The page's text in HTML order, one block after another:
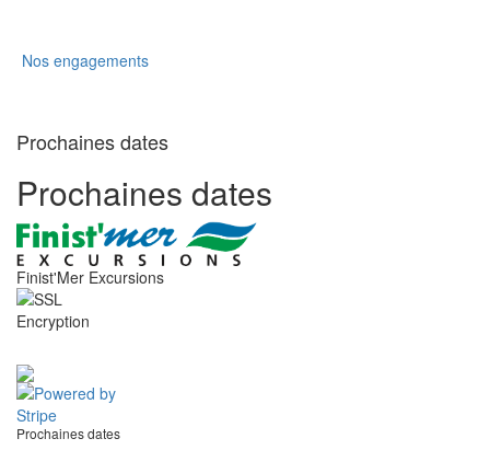
Nos engagements
Prochaines dates
Prochaines dates
Finist'Mer Excursions
Prochaines dates